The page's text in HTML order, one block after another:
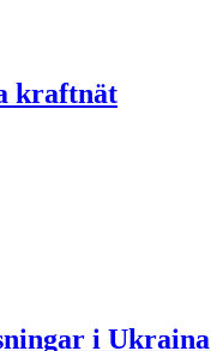
kraftnät
i Ukraina